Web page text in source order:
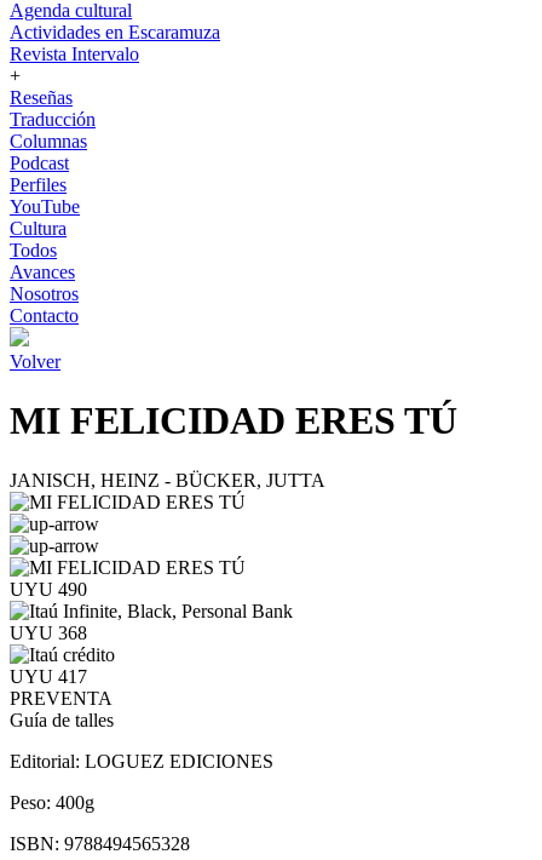
Agenda cultural
Actividades en Escaramuza
Revista Intervalo
+
Reseñas
Traducción
Columnas
Podcast
Perfiles
YouTube
Cultura
Todos
Avances
Nosotros
Contacto
Volver
MI FELICIDAD ERES TÚ
JANISCH, HEINZ - BÜCKER, JUTTA
UYU 490
UYU 368
UYU 417
PREVENTA
Guía de talles
Editorial: LOGUEZ EDICIONES
Peso: 400g
ISBN: 9788494565328